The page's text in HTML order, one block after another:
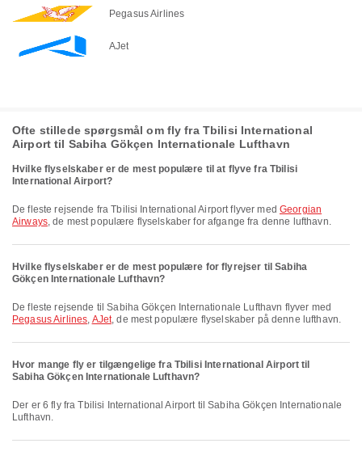
Pegasus Airlines
AJet
Ofte stillede spørgsmål om fly fra Tbilisi International
Airport til Sabiha Gökçen Internationale Lufthavn
Hvilke flyselskaber er de mest populære til at flyve fra Tbilisi
International Airport?
De fleste rejsende fra Tbilisi International Airport flyver med Georgian
Airways, de mest populære flyselskaber for afgange fra denne lufthavn.
Hvilke flyselskaber er de mest populære for flyrejser til Sabiha
Gökçen Internationale Lufthavn?
De fleste rejsende til Sabiha Gökçen Internationale Lufthavn flyver med
Pegasus Airlines, AJet, de mest populære flyselskaber på denne lufthavn.
Hvor mange fly er tilgængelige fra Tbilisi International Airport til
Sabiha Gökçen Internationale Lufthavn?
Der er 6 fly fra Tbilisi International Airport til Sabiha Gökçen Internationale
Lufthavn.